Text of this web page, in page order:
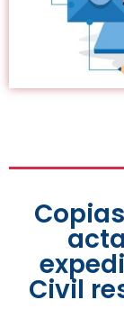
Civil